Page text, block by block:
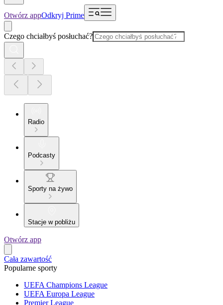
Otwórz appOdkryj Prime
Czego chciałbyś posłuchać?
Radio
Podcasty
Sporty na żywo
Stacje w pobliżu
Otwórz app
Cała zawartość
Popularne sporty
UEFA Champions League
UEFA Europa League
Premier League